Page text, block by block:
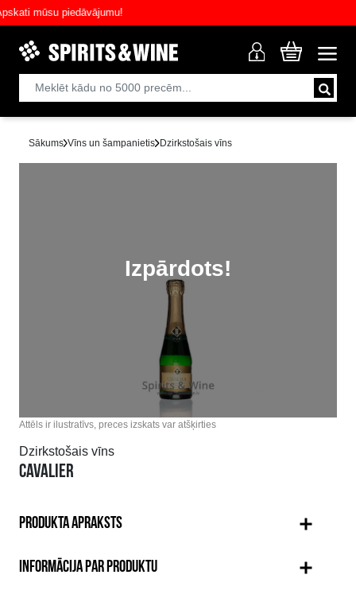
mūsu piedāvājumu!
Sākums Vīns un šampanietis Dzirkstošais vīns
Izpārdots!
Attēls ir ilustratīvs, preces izskats var atšķirties
Dzirkstošais vīns
CAVALIER
PRODUKTA APRAKSTS
INFORMĀCIJA PAR PRODUKTU